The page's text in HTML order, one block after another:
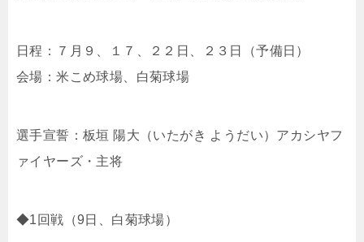
日程：７月９、１７、２２日、２３日（予備日）
会場：米こめ球場、白菊球場
選手宣誓：板垣 陽大（いたがき ようだい）アカシヤフ
ァイヤーズ・主将
◆1回戦（9日、白菊球場）